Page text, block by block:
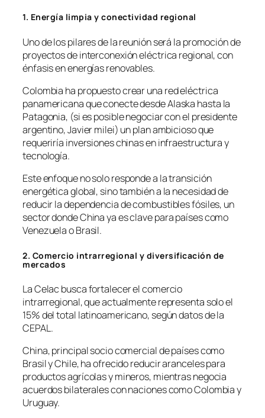
1. Energía limpia y conectividad regional
Uno de los pilares de la reunión será la promoción de
proyectos de interconexión eléctrica regional, con
énfasis en energías renovables.
Colombia ha propuesto crear una red eléctrica
panamericana que conecte desde Alaska hasta la
Patagonia, (si es posible negociar con el presidente
argentino, Javier milei) un plan ambicioso que
requeriría inversiones chinas en infraestructura y
tecnología.
Este enfoque no solo responde a la transición
energética global, sino también a la necesidad de
reducir la dependencia de combustibles fósiles, un
sector donde China ya es clave para países como
Venezuela o Brasil.
2. Comercio intrarregional y diversificación de
mercados
La Celac busca fortalecer el comercio
intrarregional, que actualmente representa solo el
15% del total latinoamericano, según datos de la
CEPAL.
China, principal socio comercial de países como
Brasil y Chile, ha ofrecido reducir aranceles para
productos agrícolas y mineros, mientras negocia
acuerdos bilaterales con naciones como Colombia y
Uruguay.